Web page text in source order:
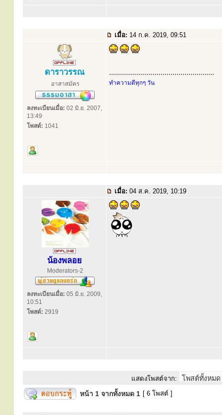
เมื่อ: 14 ก.ค. 2019, 09:51
ดาราวรรณ
อาสาสมัคร
ลงทะเบียนเมื่อ: 02 มิ.ย. 2007,
13:49
โพสต์: 1041
.....................................................
ทำความดีทุกๆ วัน
เมื่อ: 04 ส.ค. 2019, 10:19
น้องพลอย
Moderators-2
ลงทะเบียนเมื่อ: 05 มิ.ย. 2009,
10:51
โพสต์: 2919
แสดงโพสต์จาก:
หน้า 1 จากทั้งหมด 1 [ 6 โพสต์ ]